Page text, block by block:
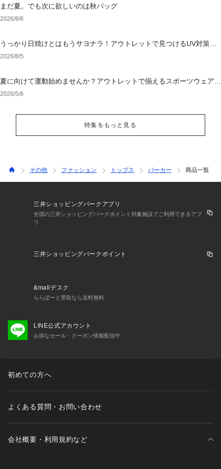
まだ夏。でも次に欲しいのは秋バッグ
2026/8/6
うっかり日焼けとはもうサヨナラ！アウトレットで見つけるUV対策ウ
ェア
2026/8/5
夏に向けて運動始めませんか？アウトレットで揃えるスポーツウェア＆
シューズ
2026/5/6
特集をもっと見る
その他 ファッション トップス パーカー 商品一覧
三井ショッピングパークアプリ
全国の三井ショッピングパークポイント対象施設でご利用できるアプ
リ
三井ショッピングパークポイント
&mallデスク
ららぽーと受取なら送料無料
LINE公式アカウント
お得なセール・クーポン情報配信中
初めての方へ
よくある質問・お問い合わせ
会社概要・利用規約など